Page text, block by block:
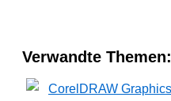
Verwandte Themen: